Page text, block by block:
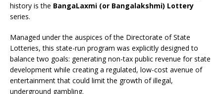
history is the BangaLaxmi (or Bangalakshmi) Lottery
series.
Managed under the auspices of the Directorate of State
Lotteries, this state-run program was explicitly designed to
balance two goals: generating non-tax public revenue for state
development while creating a regulated, low-cost avenue of
entertainment that could limit the growth of illegal,
underground gambling.